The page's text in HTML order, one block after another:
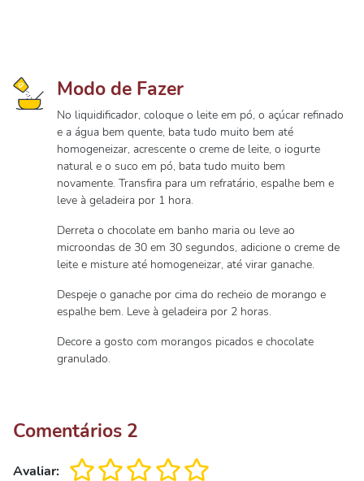
Modo de Fazer
No liquidificador, coloque o leite em pó, o açúcar refinado
e a água bem quente, bata tudo muito bem até
homogeneizar, acrescente o creme de leite, o iogurte
natural e o suco em pó, bata tudo muito bem
novamente. Transfira para um refratário, espalhe bem e
leve à geladeira por 1 hora.
Derreta o chocolate em banho maria ou leve ao
microondas de 30 em 30 segundos, adicione o creme de
leite e misture até homogeneizar, até virar ganache.
Despeje o ganache por cima do recheio de morango e
espalhe bem. Leve à geladeira por 2 horas.
Decore a gosto com morangos picados e chocolate
granulado.
Comentários 2
Avaliar: